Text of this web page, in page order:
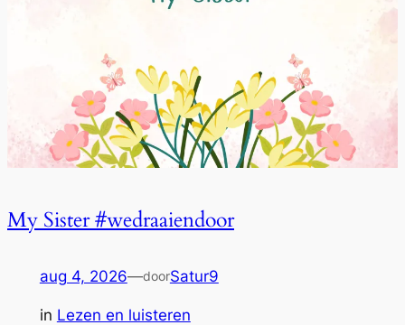
My Sister #wedraaiendoor
aug 4, 2026—doorSatur9
in Lezen en luisteren